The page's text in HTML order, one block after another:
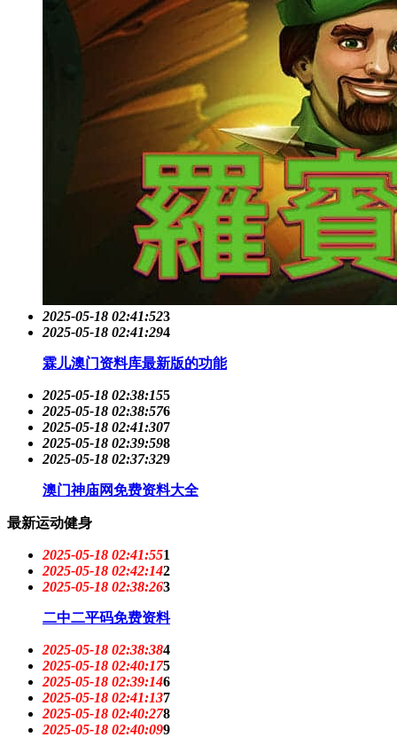
2025-05-18 02:41:523
2025-05-18 02:41:294
霖儿澳门资料库最新版的功能
2025-05-18 02:38:155
2025-05-18 02:38:576
2025-05-18 02:41:307
2025-05-18 02:39:598
2025-05-18 02:37:329
澳门神庙网免费资料大全
最新运动健身
2025-05-18 02:41:551
2025-05-18 02:42:142
2025-05-18 02:38:263
二中二平码免费资料
2025-05-18 02:38:384
2025-05-18 02:40:175
2025-05-18 02:39:146
2025-05-18 02:41:137
2025-05-18 02:40:278
2025-05-18 02:40:099